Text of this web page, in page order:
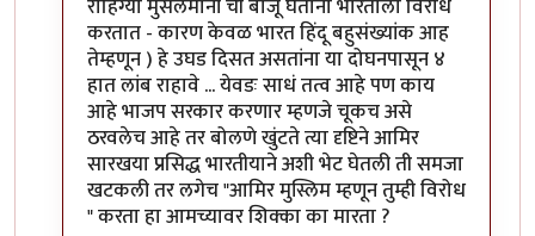
रोहिंग्या मुसलमानां ची बाजू घेताना भारताला विरोध
करतात - कारण केवळ भारत हिंदू बहुसंख्यांक आह
तेम्हणून ) हे उघड दिसत असतांना या दोघनपासून ४
हात लांब राहावे ... येवडः साधं तत्व आहे पण काय
आहे भाजप सरकार करणार म्हणजे चूकच असे
ठरवलेच आहे तर बोलणे खुंटते त्या दृष्टिने आमिर
सारखया प्रसिद्ध भारतीयाने अशी भेट घेतली ती समजा
खटकली तर लगेच "आमिर मुस्लिम म्हणून तुम्ही विरोध
" करता हा आमच्यावर शिक्का का मारता ?